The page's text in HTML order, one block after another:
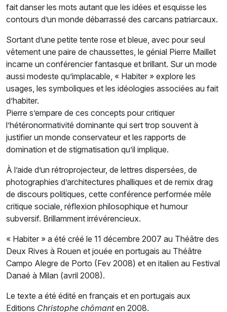
fait danser les mots autant que les idées et esquisse les
contours d’un monde débarrassé des carcans patriarcaux.
Sortant d’une petite tente rose et bleue, avec pour seul
vêtement une paire de chaussettes, le génial Pierre Maillet
incarne un conférencier fantasque et brillant. Sur un mode
aussi modeste qu’implacable, « Habiter » explore les
usages, les symboliques et les idéologies associées au fait
d’habiter.
Pierre s’empare de ces concepts pour critiquer
l’hétéronormativité dominante qui sert trop souvent à
justifier un monde conservateur et les rapports de
domination et de stigmatisation qu’il implique.
À l’aide d’un rétroprojecteur, de lettres dispersées, de
photographies d’architectures phalliques et de remix drag
de discours politiques, cette conférence performée mêle
critique sociale, réflexion philosophique et humour
subversif. Brillamment irrévérencieux.
« Habiter » a été créé le 11 décembre 2007 au Théâtre des
Deux Rives à Rouen et jouée en portugais au Théâtre
Campo Alegre de Porto (Fev 2008) et en italien au Festival
Danaé à Milan (avril 2008).
Le texte a été édité en français et en portugais aux
Editions Christophe chômanten 2008.